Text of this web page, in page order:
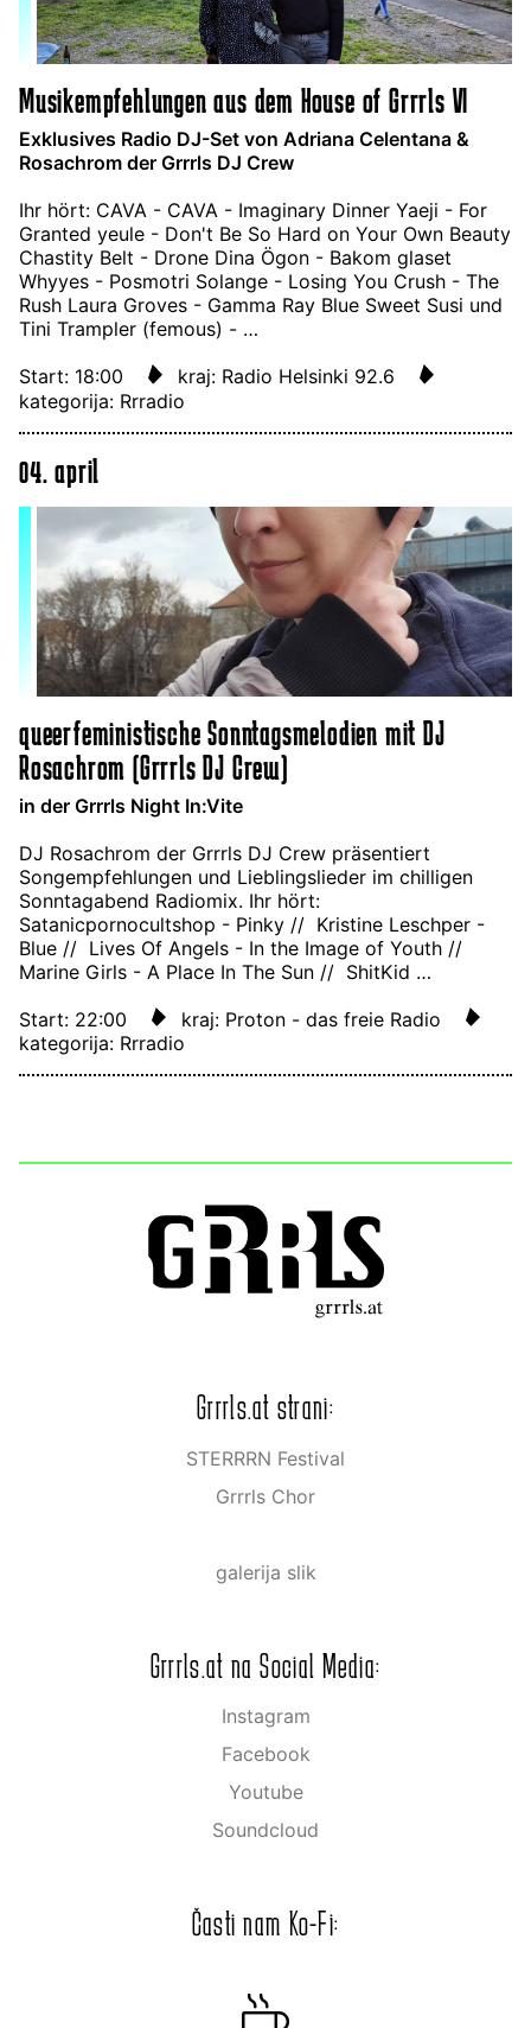
Musikempfehlungen aus dem House of Grrrls VI
Exklusives Radio DJ-Set von Adriana Celentana &
Rosachrom der Grrrls DJ Crew
Ihr hört: CAVA - CAVA - Imaginary Dinner Yaeji - For
Granted yeule - Don't Be So Hard on Your Own Beauty
Chastity Belt - Drone Dina Ögon - Bakom glaset
Whyyes - Posmotri Solange - Losing You Crush - The
Rush Laura Groves - Gamma Ray Blue Sweet Susi und
Tini Trampler (femous) - …
Start: 18:00
kraj: Radio Helsinki 92.6
kategorija: Rrradio
04. april
queerfeministische Sonntagsmelodien mit DJ
Rosachrom (Grrrls DJ Crew)
in der Grrrls Night In:Vite
DJ Rosachrom der Grrrls DJ Crew präsentiert
Songempfehlungen und Lieblingslieder im chilligen
Sonntagabend Radiomix. Ihr hört:
Satanicpornocultshop - Pinky // Kristine Leschper -
Blue // Lives Of Angels - In the Image of Youth //
Marine Girls - A Place In The Sun // ShitKid …
Start: 22:00
kraj: Proton - das freie Radio
kategorija: Rrradio
Grrrls.at strani:
STERRRN Festival
Grrrls Chor
galerija slik
Grrrls.at na Social Media:
Instagram
Facebook
Youtube
Soundcloud
Časti nam Ko-Fi: